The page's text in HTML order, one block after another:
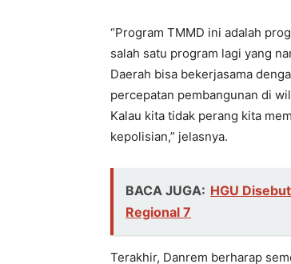
“Program TMMD ini adalah
salah satu program lagi yang
Daerah bisa bekerjasama
percepatan pembangunan di
Kalau kita tidak perang kita
kepolisian,” jelasnya.
BACA JUGA: HGU
Regional 7
Terakhir, Danrem berharap